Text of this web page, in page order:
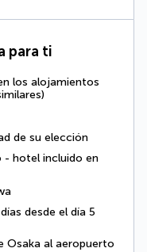
para ti
los alojamientos
de su elección
- hotel incluido en
desde el día 5
Osaka al aeropuerto